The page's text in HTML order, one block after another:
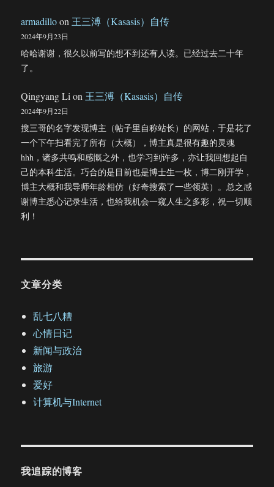
armadilloon 王三溥（Kasasis）自传
2024年9月23日
哈哈谢谢，很久以前写的想不到还有人读。已经过去二十年
了。
Qingyang Li on 王三溥（Kasasis）自传
2024年9月22日
搜三哥的名字发现博主（帖子里自称站长）的网站，于是花了
一个下午扫看完了所有（大概），博主真是很有趣的灵魂
hhh，诸多共鸣和感慨之外，也学习到许多，亦让我回想起自
己的本科生活。巧合的是目前也是博士生一枚，博二刚开学，
博主大概和我导师年龄相仿（好奇搜索了一些领英）。总之感
谢博主悉心记录生活，也给我机会一窥人生之多彩，祝一切顺
利！
文章分类
乱七八糟
心情日记
新闻与政治
旅游
爱好
计算机与Internet
我追踪的博客